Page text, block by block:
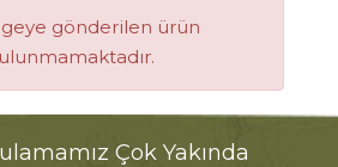
gönderilen ürün
Çok Yakında